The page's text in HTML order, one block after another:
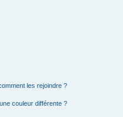
les rejoindre ?
couleur différente ?